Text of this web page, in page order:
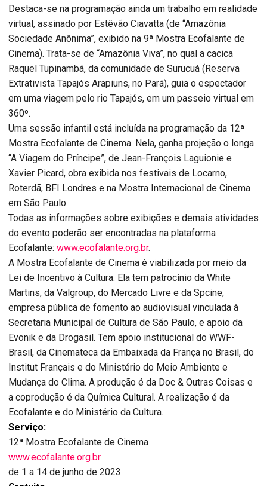
Destaca-se na programação ainda um trabalho em realidade
virtual, assinado por Estêvão Ciavatta (de “Amazônia
Sociedade Anônima”, exibido na 9ª Mostra Ecofalante de
Cinema). Trata-se de “Amazônia Viva”, no qual a cacica
Raquel Tupinambá, da comunidade de Surucuá (Reserva
Extrativista Tapajós Arapiuns, no Pará), guia o espectador
em uma viagem pelo rio Tapajós, em um passeio virtual em
360º.
Uma sessão infantil está incluída na programação da 12ª
Mostra Ecofalante de Cinema. Nela, ganha projeção o longa
“A Viagem do Príncipe”, de Jean-François Laguionie e
Xavier Picard, obra exibida nos festivais de Locarno,
Roterdã, BFI Londres e na Mostra Internacional de Cinema
em São Paulo.
Todas as informações sobre exibições e demais atividades
do evento poderão ser encontradas na plataforma
Ecofalante: www.ecofalante.org.br.
A Mostra Ecofalante de Cinema é viabilizada por meio da
Lei de Incentivo à Cultura. Ela tem patrocínio da White
Martins, da Valgroup, do Mercado Livre e da Spcine,
empresa pública de fomento ao audiovisual vinculada à
Secretaria Municipal de Cultura de São Paulo, e apoio da
Evonik e da Drogasil. Tem apoio institucional do WWF-
Brasil, da Cinemateca da Embaixada da França no Brasil, do
Institut Français e do Ministério do Meio Ambiente e
Mudança do Clima. A produção é da Doc & Outras Coisas e
a coprodução é da Química Cultural. A realização é da
Ecofalante e do Ministério da Cultura.
Serviço:
12ª Mostra Ecofalante de Cinema
www.ecofalante.org.br
de 1 a 14 de junho de 2023